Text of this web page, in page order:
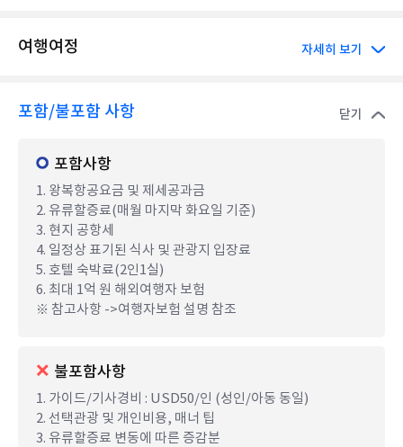
여행여정 자세히 보기
포함/불포함 사항 닫기
포함사항
1. 왕복항공요금 및 제세공과금
2. 유류할증료(매월 마지막 화요일 기준)
3. 현지 공항세
4. 일정상 표기된 식사 및 관광지 입장료
5. 호텔 숙박료(2인1실)
6. 최대 1억 원 해외여행자 보험
※ 참고사항 ->여행자보험 설명 참조
불포함사항
1. 가이드/기사경비 : USD50/인 (성인/아동 동일)
2. 선택관광 및 개인비용, 매너 팁
3. 유류할증료 변동에 따른 증감분